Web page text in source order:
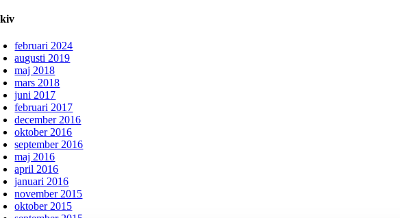
februari 2024
augusti 2019
maj 2018
mars 2018
juni 2017
februari 2017
december 2016
oktober 2016
september 2016
maj 2016
april 2016
januari 2016
november 2015
oktober 2015